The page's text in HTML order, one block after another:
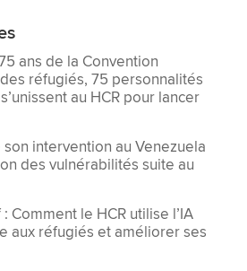
ans de la Convention
réfugiés, 75 personnalités
au HCR pour lancer
son intervention au Venezuela
des vulnérabilités suite au
Comment le HCR utilise l’IA
aux réfugiés et améliorer ses